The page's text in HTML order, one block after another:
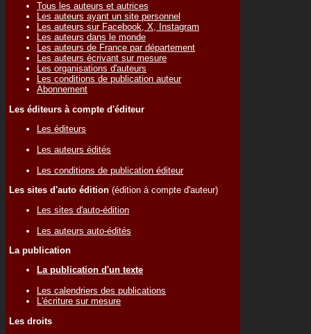
Tous les auteurs et autrices
Les auteurs ayant un site personnel
Les auteurs sur Facebook, X, Instagram
Les auteurs dans le monde
Les auteurs de France par département
Les auteurs écrivant sur mesure
Les organisations d'auteurs
Les conditions de publication auteur
Abonnement
Les éditeurs à compte d'éditeur
Les éditeurs
Les auteurs édités
Les conditions de publication éditeur
Les sites d'auto édition (édition à compte d'auteur)
Les sites d'auto-édition
Les auteurs auto-édités
La publication
La publication d'un texte
Les calendriers des publications
L'écriture sur mesure
Les droits